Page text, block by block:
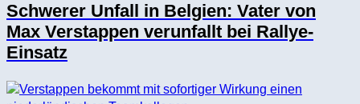
Schwerer Unfall in Belgien: Vater von
Max Verstappen verunfallt bei Rallye-
Einsatz